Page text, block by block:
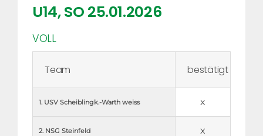
U14, SO 25.01.2026
VOLL
Team bestätigt
1. USV Scheiblingk.-Warth weiss x
2. NSG Steinfeld x